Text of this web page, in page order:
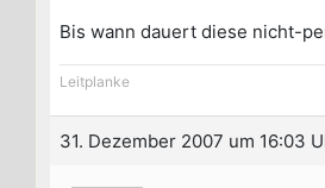
Bis wann dauert diese nicht-
Leitplanke
31. Dezember 2007 um 16:03